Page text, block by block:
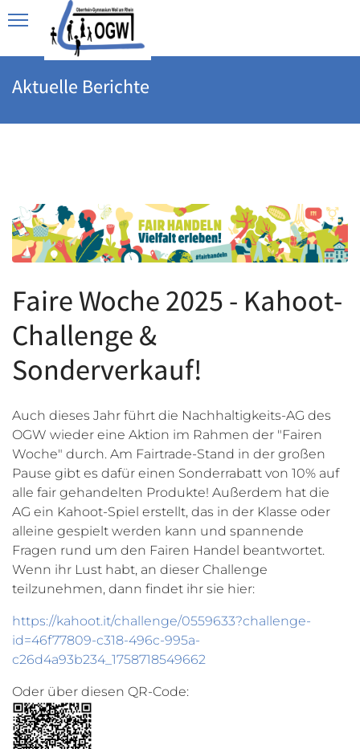
Aktuelle Berichte
Faire Woche 2025 - Kahoot-
Challenge &
Sonderverkauf!
Auch dieses Jahr führt die Nachhaltigkeits-AG des
OGW wieder eine Aktion im Rahmen der "Fairen
Woche" durch. Am Fairtrade-Stand in der großen
Pause gibt es dafür einen Sonderrabatt von 10% auf
alle fair gehandelten Produkte! Außerdem hat die
AG ein Kahoot-Spiel erstellt, das in der Klasse oder
alleine gespielt werden kann und spannende
Fragen rund um den Fairen Handel beantwortet.
Wenn ihr Lust habt, an dieser Challenge
teilzunehmen, dann findet ihr sie hier:
https://kahoot.it/challenge/0559633?challenge-
id=46f77809-c318-496c-995a-
c26d4a93b234_1758718549662
Oder über diesen QR-Code: